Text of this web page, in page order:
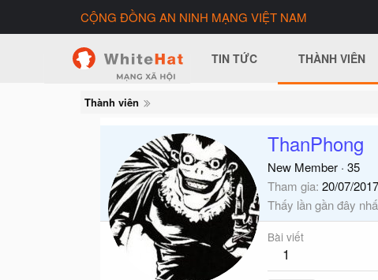
CỘNG ĐỒNG AN NINH MẠNG VIỆT NAM
TIN TỨC THÀNH VIÊN
Thành viên
ThanPhong
New Member · 35
Tham gia 20/07/2017
Thấy lần gần đây
Bài viết
1